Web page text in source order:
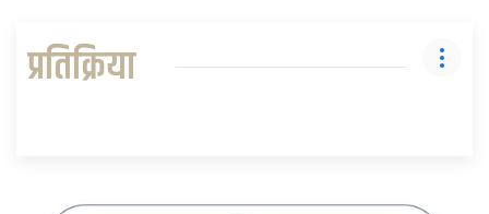
प्रतिक्रिया